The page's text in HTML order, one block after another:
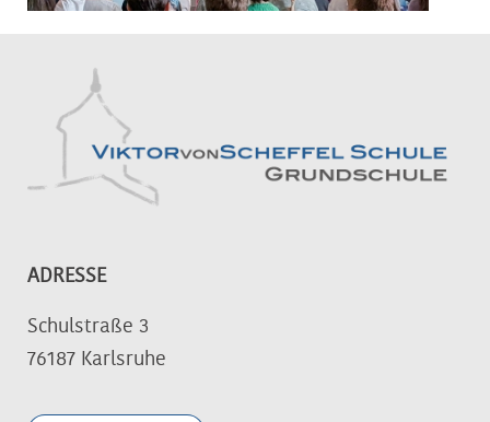
ADRESSE
Schulstraße 3
76187 Karlsruhe